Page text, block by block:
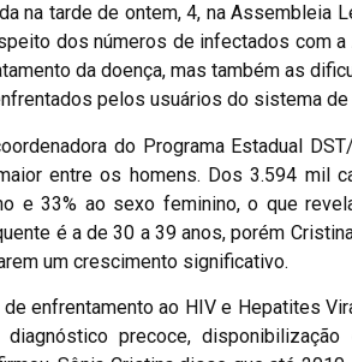
na tarde de ontem, 4, na Assembleia
dos números de infectados com
da doença, mas também as
pelos usuários do sistema de
do Programa Estadual
entre os homens. Dos 3.594 mil
e 33% ao sexo feminino, o que
é a de 30 a 39 anos, porém
um crescimento significativo.
de enfrentamento ao HIV e Hepatites
precoce,